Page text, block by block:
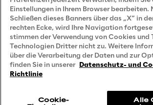
Datenschutzhinweis (Kunden)
Datenschutzhinweis(Dienstleister)
Datenschutzhinweis(Marketing)
Grundsatzerklärung - LKSG (Deutschland)
Einstellungen in Ihrem Browser bearbeiten.
Schließen dieses Banners über das „X“ in
rechten Ecke, wird Ihre Navigation
stimmen der Verwendung von Cookies und
Technologien Dritter nicht zu. Weitere
über die Verarbeitung der Daten und zur
finden Sie in unserer Datenschutz- und
Richtlinie
Cookie-
Alle